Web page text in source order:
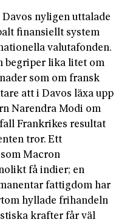
nyligen uttalade
finansiellt system
valutafonden.
begriper lika litet om
som om fransk
att i Davos läxa upp
Narendra Modi om
Frankrikes resultat
tror. Ett
Macron
få indier; en
fattigdom har
hyllade frihandeln
krafter får väl